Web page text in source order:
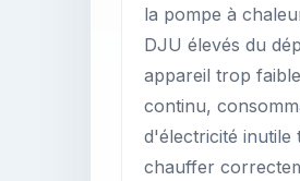
la pompe à
DJU élevés du
appareil trop
continu,
d'électricité inutile
chauffer